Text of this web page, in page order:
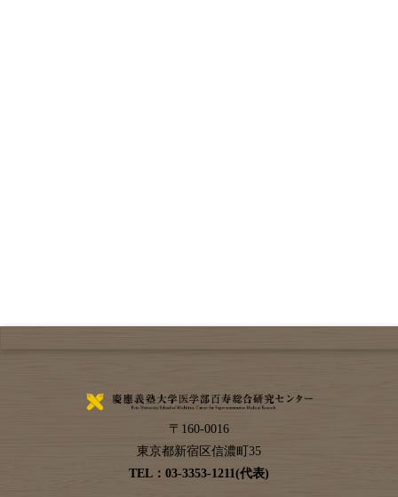
〒 160-0016
東京都新宿区信濃町35
TEL： 03-3353-1211(代表)